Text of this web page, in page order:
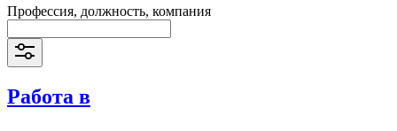
Профессия, должность, компания
Работа в